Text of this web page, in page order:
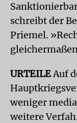
schreibt der
Priemel.
URTEILEAuf
weniger
weitere